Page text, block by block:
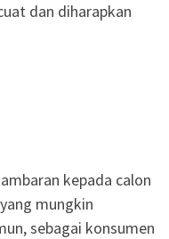
dan diharapkan
kepada calon
mungkin
sebagai konsumen